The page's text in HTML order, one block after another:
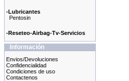
-Lubricantes
Pentosin
-Reseteo-Airbag-Tv-Servicios
Información
Envios/Devoluciones
Confidencialidad
Condiciones de uso
Contactenos